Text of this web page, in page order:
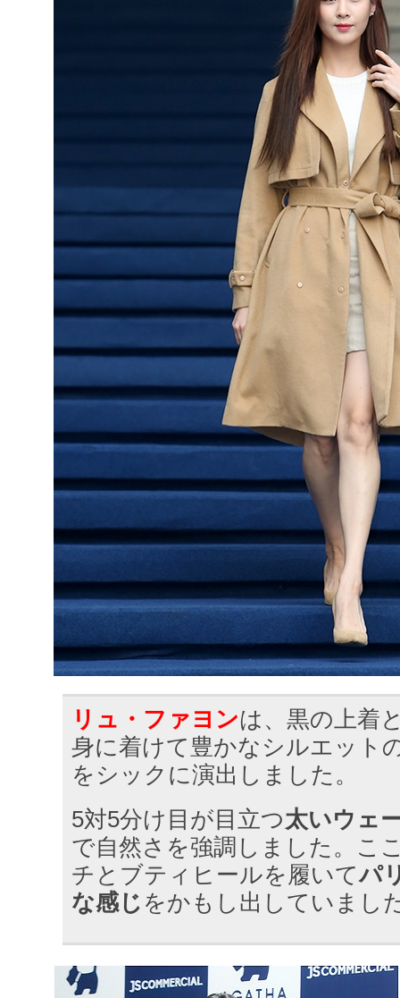
リュ・ファヨンは、黒の上着
身に着けて豊かなシルエット
をシックに演出しました。
5対5分け目が目立つ太いウェ
で自然さを強調しました。こ
チとブティヒールを履いてパ
な感じ をかもし出していまし